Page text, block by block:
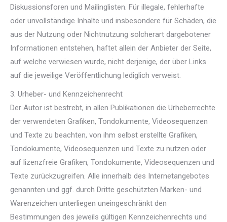
Diskussionsforen und Mailinglisten. Für illegale, fehlerhafte
oder unvollständige Inhalte und insbesondere für Schäden, die
aus der Nutzung oder Nichtnutzung solcherart dargebotener
Informationen entstehen, haftet allein der Anbieter der Seite,
auf welche verwiesen wurde, nicht derjenige, der über Links
auf die jeweilige Veröffentlichung lediglich verweist.
3. Urheber- und Kennzeichenrecht
Der Autor ist bestrebt, in allen Publikationen die Urheberrechte
der verwendeten Grafiken, Tondokumente, Videosequenzen
und Texte zu beachten, von ihm selbst erstellte Grafiken,
Tondokumente, Videosequenzen und Texte zu nutzen oder
auf lizenzfreie Grafiken, Tondokumente, Videosequenzen und
Texte zurückzugreifen. Alle innerhalb des Internetangebotes
genannten und ggf. durch Dritte geschützten Marken- und
Warenzeichen unterliegen uneingeschränkt den
Bestimmungen des jeweils gültigen Kennzeichenrechts und